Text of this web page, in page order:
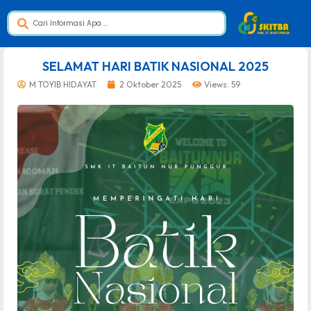
SELAMAT HARI BATIK NASIONAL 2025
M TOYIB HIDAYAT 2 Oktober 2025 Views: 59